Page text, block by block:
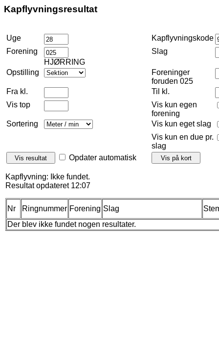
Kapflyvningsresultat
Uge
Kapflyvningskode
Forening
HJØRRING
Slag
Opstilling
Foreninger
foruden 025
Fra kl.
Til kl.
Vis top
Vis kun egen
forening
Sortering
Vis kun eget slag
Vis kun en due pr.
slag
Opdater automatisk
Kapflyvning: Ikke fundet.
Resultat opdateret 12:07
Nr Ringnummer Forening Slag
Der blev ikke fundet nogen resultater.